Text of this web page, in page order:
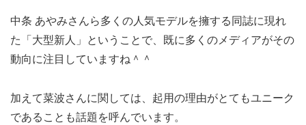
中条 あやみさんら多くの人気モデルを擁する同誌に現れ
た「大型新人」ということで、既に多くのメディアがその
動向に注目していますね＾＾
加えて菜波さんに関しては、起用の理由がとてもユニーク
であることも話題を呼んでいます。